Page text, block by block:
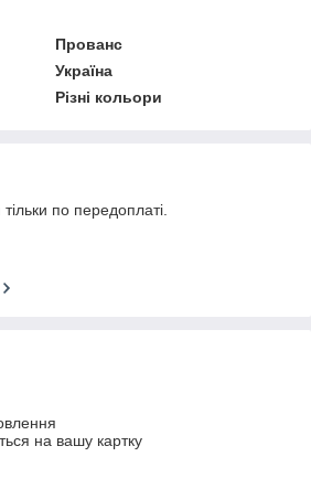
Прованс
Україна
Різні кольори
по передоплаті.
на вашу картку